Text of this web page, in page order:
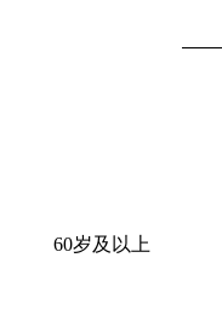
60岁及以上